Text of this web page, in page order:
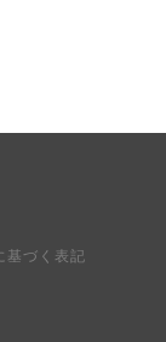
基づく表記